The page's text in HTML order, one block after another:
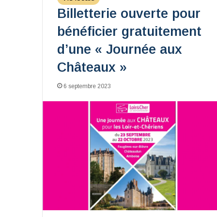
Billetterie ouverte pour
bénéficier gratuitement
d’une « Journée aux
Châteaux »
6 septembre 2023